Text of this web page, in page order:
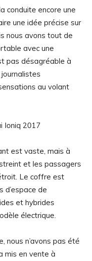
conduite encore une
une idée précise sur
nous avons tout de
avec une
pas désagréable à
au volant
est vaste, mais à
et les passagers
Le coffre est
d’espace de
et hybrides
électrique.
nous n’avons pas été
mis en vente à